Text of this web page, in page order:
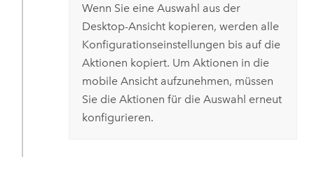
Wenn Sie eine Auswahl aus der
Desktop-Ansicht kopieren, werden alle
Konfigurationseinstellungen bis auf die
Aktionen kopiert. Um Aktionen in die
mobile Ansicht aufzunehmen, müssen
Sie die Aktionen für die Auswahl erneut
konfigurieren.